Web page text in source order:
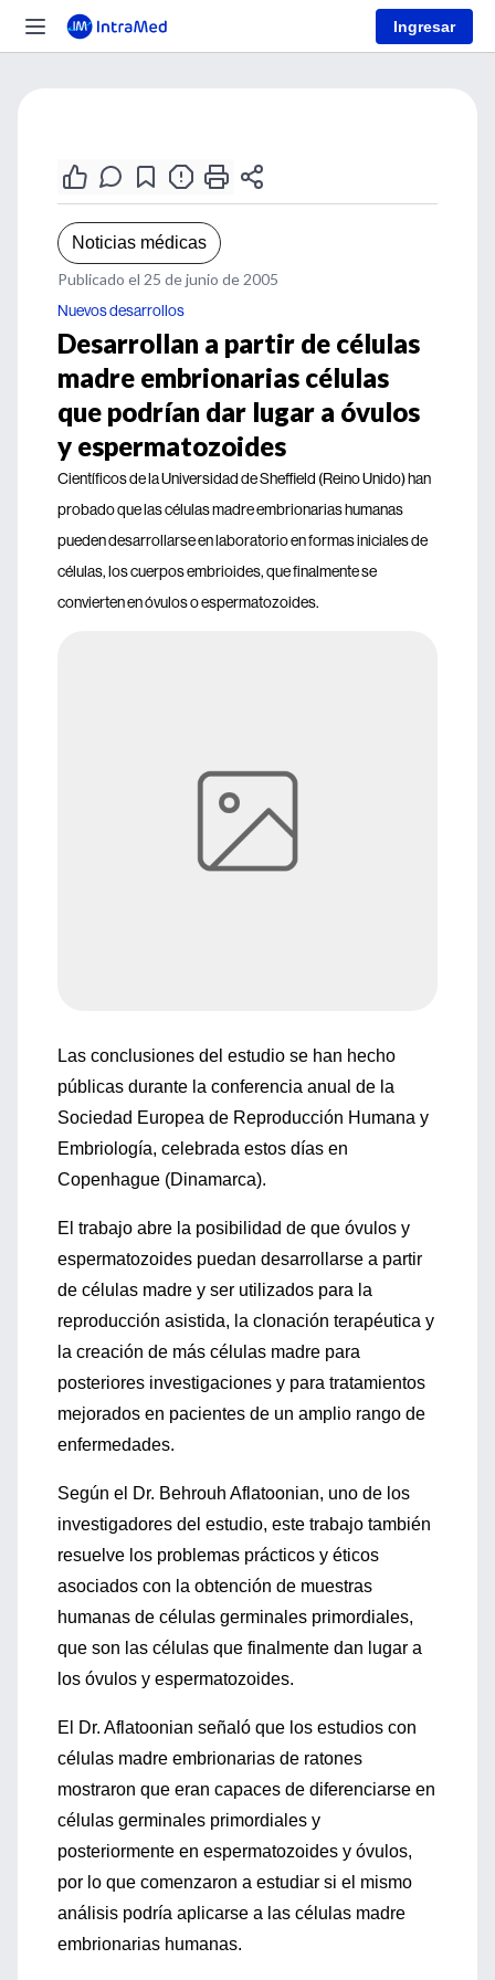
Ingresar
Noticias médicas
Publicado el 25 de junio de 2005
Nuevos desarrollos
Desarrollan a partir de células
madre embrionarias células
que podrían dar lugar a óvulos
y espermatozoides
Científicos de la Universidad de Sheffield (Reino Unido) han
probado que las células madre embrionarias humanas
pueden desarrollarse en laboratorio en formas iniciales de
células, los cuerpos embrioides, que finalmente se
convierten en óvulos o espermatozoides.
Las conclusiones del estudio se han hecho
públicas durante la conferencia anual de la
Sociedad Europea de Reproducción Humana y
Embriología, celebrada estos días en
Copenhague (Dinamarca).
El trabajo abre la posibilidad de que óvulos y
espermatozoides puedan desarrollarse a partir
de células madre y ser utilizados para la
reproducción asistida, la clonación terapéutica y
la creación de más células madre para
posteriores investigaciones y para tratamientos
mejorados en pacientes de un amplio rango de
enfermedades.
Según el Dr. Behrouh Aflatoonian, uno de los
investigadores del estudio, este trabajo también
resuelve los problemas prácticos y éticos
asociados con la obtención de muestras
humanas de células germinales primordiales,
que son las células que finalmente dan lugar a
los óvulos y espermatozoides.
El Dr. Aflatoonian señaló que los estudios con
células madre embrionarias de ratones
mostraron que eran capaces de diferenciarse en
células germinales primordiales y
posteriormente en espermatozoides y óvulos,
por lo que comenzaron a estudiar si el mismo
análisis podría aplicarse a las células madre
embrionarias humanas.